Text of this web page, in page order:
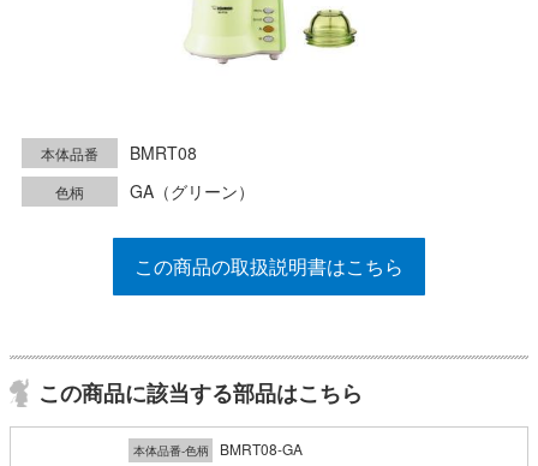
本体品番 BMRT08
色柄 GA（グリーン）
この商品の取扱説明書はこちら
この商品に該当する部品はこちら
本体品番-色柄 BMRT08-GA